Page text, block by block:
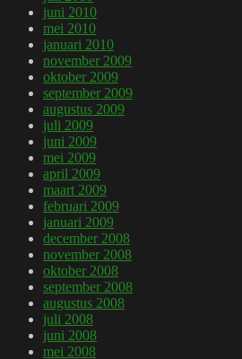
juni 2010
mei 2010
januari 2010
november 2009
oktober 2009
september 2009
augustus 2009
juli 2009
juni 2009
mei 2009
april 2009
maart 2009
februari 2009
januari 2009
december 2008
november 2008
oktober 2008
september 2008
augustus 2008
juli 2008
juni 2008
mei 2008